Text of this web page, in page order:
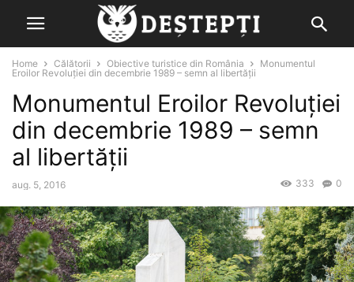
Home Călătorii Obiective turistice din România
Monumentul
Eroilor Revoluției din decembrie 1989 – semn al libertății
Monumentul Eroilor Revoluției
din decembrie 1989 – semn
al libertății
aug. 5, 2016 0
333